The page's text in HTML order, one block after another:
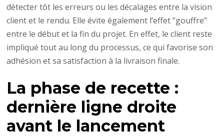
détecter tôt les erreurs ou les décalages entre la vision
client et le rendu. Elle évite également l’effet “gouffre”
entre le début et la fin du projet. En effet, le client reste
impliqué tout au long du processus, ce qui favorise son
adhésion et sa satisfaction à la livraison finale.
La phase de recette :
dernière ligne droite
avant le lancement